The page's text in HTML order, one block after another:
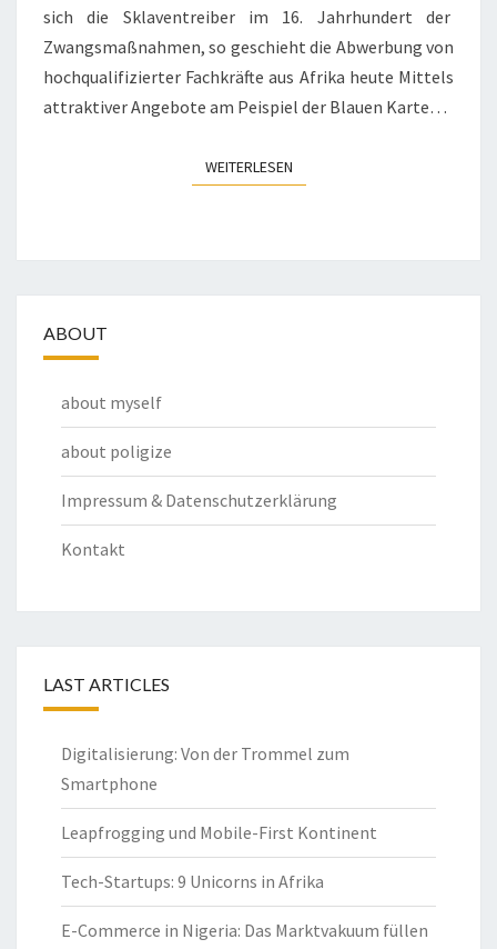
sich die Sklaventreiber im 16. Jahrhundert der
Zwangsmaßnahmen, so geschieht die Abwerbung von
hochqualifizierter Fachkräfte aus Afrika heute Mittels
attraktiver Angebote am Peispiel der Blauen Karte…
WEITERLESENWEITERLESEN
ABOUT
about myself
about poligize
Impressum & Datenschutzerklärung
Kontakt
LAST ARTICLES
Digitalisierung: Von der Trommel zum
Smartphone
Leapfrogging und Mobile-First Kontinent
Tech-Startups: 9 Unicorns in Afrika
E-Commerce in Nigeria: Das Marktvakuum füllen